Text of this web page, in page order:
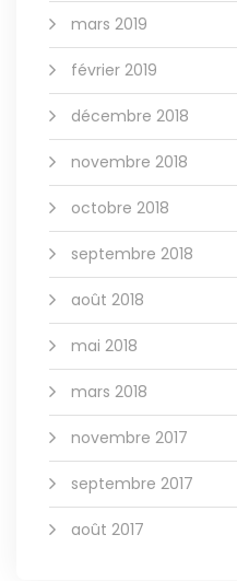
mars 2019
février 2019
décembre 2018
novembre 2018
octobre 2018
septembre 2018
août 2018
mai 2018
mars 2018
novembre 2017
septembre 2017
août 2017